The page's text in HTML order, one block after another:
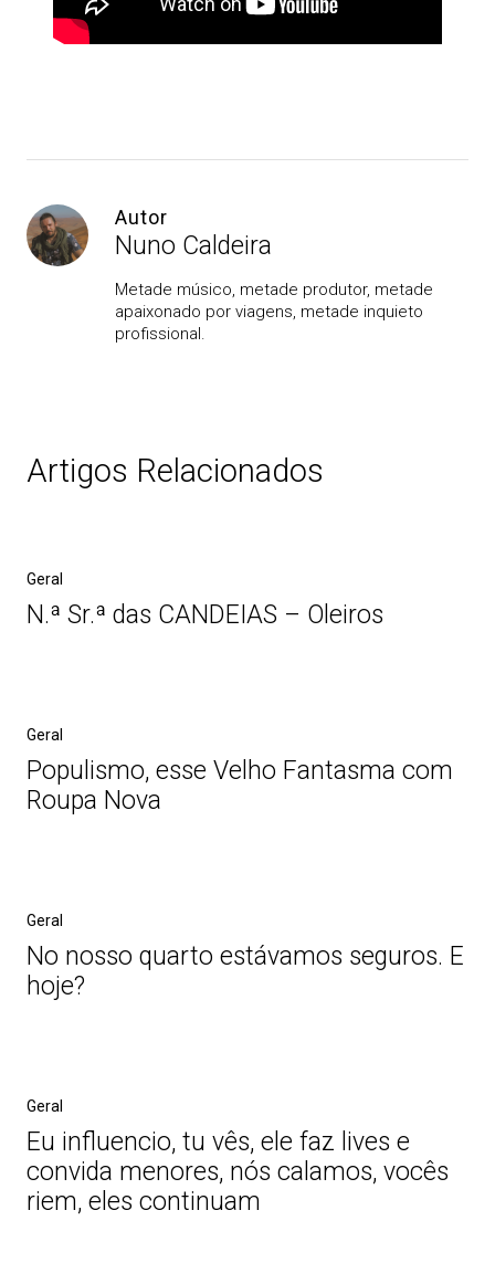
Autor
Nuno Caldeira
Metade músico, metade produtor, metade
apaixonado por viagens, metade inquieto
profissional.
Artigos Relacionados
Geral
N.ª Sr.ª das CANDEIAS – Oleiros
Geral
Populismo, esse Velho Fantasma com
Roupa Nova
Geral
No nosso quarto estávamos seguros. E
hoje?
Geral
Eu influencio, tu vês, ele faz lives e
convida menores, nós calamos, vocês
riem, eles continuam